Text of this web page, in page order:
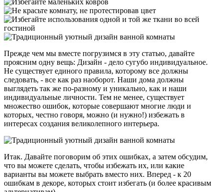
Прежде чем мы вместе погрузимся в эту статью, давайте
проясним одну вещь: Дизайн - дело сугубо индивидуальное.
Не существует единого правила, которому все должны
следовать, - все как раз наоборот. Наши дома должны
выглядеть так же по-разному и уникально, как и наши
индивидуальные личности. Тем не менее, существует
множество ошибок, которые совершают многие люди и
которых, честно говоря, можно (и нужно!) избежать в
интересах создания великолепного интерьера.
Итак. Давайте поговорим об этих ошибках, а затем обсудим,
что вы можете сделать, чтобы избежать их, или какие
варианты вы можете выбрать вместо них. Вперед - к 20
ошибкам в декоре, которых стоит избегать (и более красивым